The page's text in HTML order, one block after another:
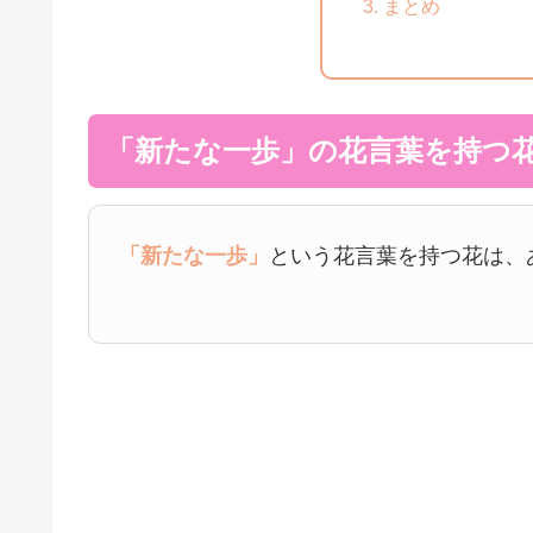
まとめ
「新たな一歩」の花言葉を持つ
「新たな一歩」 という花言葉を持つ花は、